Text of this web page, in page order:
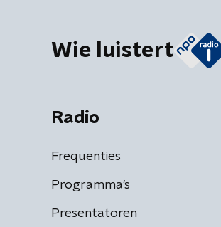
Wie luistert
Radio
Frequenties
Programma's
Presentatoren